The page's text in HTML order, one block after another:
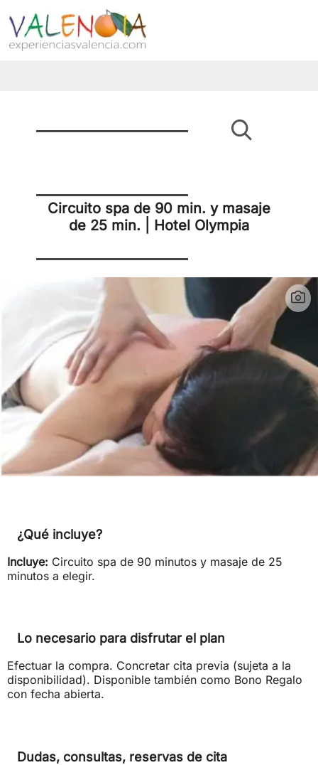
Circuito spa de 90 min. y masaje
de 25 min. | Hotel Olympia
¿Qué incluye?
Incluye: Circuito spa de 90 minutos y masaje de 25
minutos a elegir.
Lo necesario para disfrutar el plan
Efectuar la compra. Concretar cita previa (sujeta a la
disponibilidad). Disponible también como Bono Regalo
con fecha abierta.
Dudas, consultas, reservas de cita